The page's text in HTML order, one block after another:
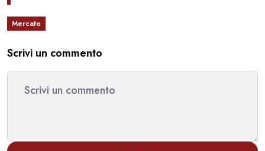
Mercato
Scrivi un commento